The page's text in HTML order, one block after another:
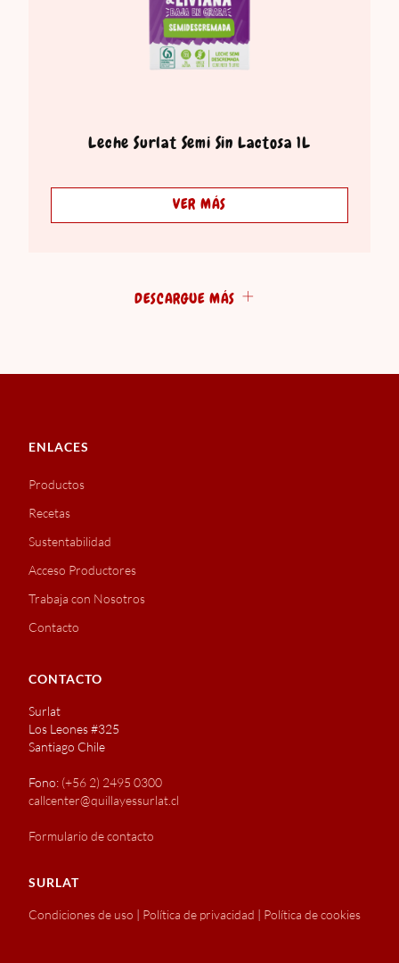
Leche Surlat Semi Sin Lactosa 1L
VER MÁS
DESCARGUE MÁS
ENLACES
Productos
Recetas
Sustentabilidad
Acceso Productores
Trabaja con Nosotros
Contacto
CONTACTO
Surlat
Los Leones #325
Santiago Chile
Fono: (+56 2) 2495 0300
callcenter@quillayessurlat.cl
Formulario de contacto
SURLAT
Condiciones de uso | Política de privacidad | Política de cookies